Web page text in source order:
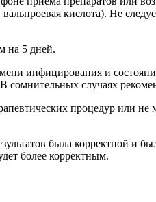
кислота). Не
на 5 дней.
инфицирования и
случаях
процедур или не
была корректной и
более корректным.